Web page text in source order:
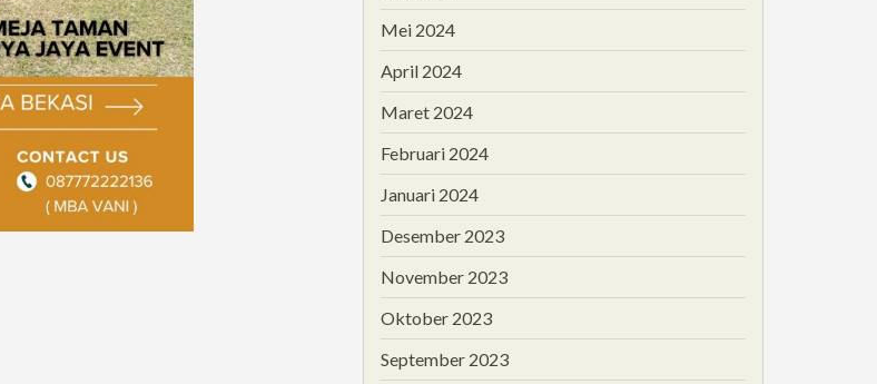
Mei 2024
April 2024
Maret 2024
Februari 2024
Januari 2024
Desember 2023
November 2023
Oktober 2023
September 2023